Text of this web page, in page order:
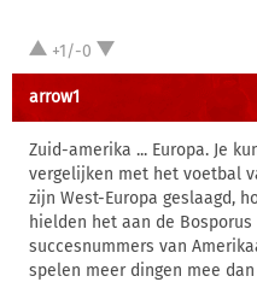
+1/-0
arrow1
Zuid-amerika ... Europa. Je
vergelijken met het voetbal
zijn West-Europa geslaagd,
hielden het aan de
succesnummers van
spelen meer dingen mee